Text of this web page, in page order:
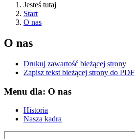
Jesteś tutaj
Start
O nas
O nas
Drukuj zawartość bieżącej strony
Zapisz tekst bieżącej strony do PDF
Menu dla: O nas
Historia
Nasza kadra